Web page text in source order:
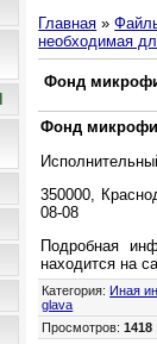
Главная »
необходимая
Фонд
Фонд
350000,
08-08
Подробная
находится на
Категория: Иная
glava
Просмотров:1418